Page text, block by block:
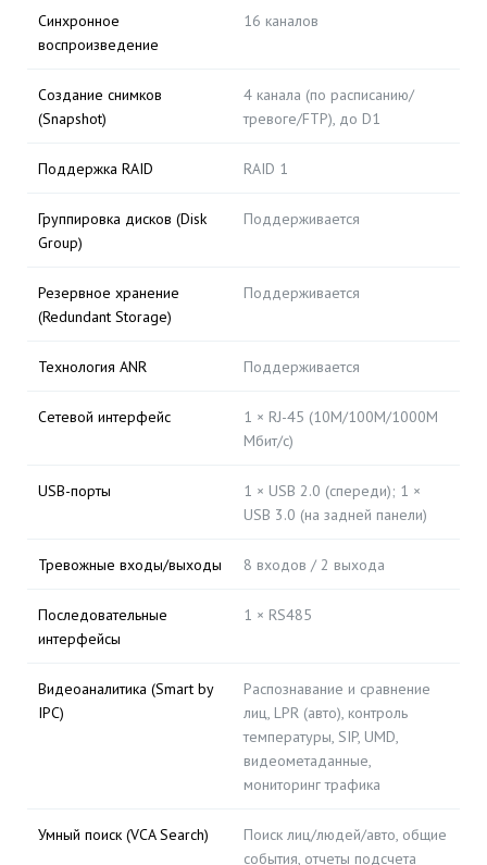
Синхронное
воспроизведение
16 каналов
Создание снимков
(Snapshot)
4 канала (по расписанию/
тревоге/FTP), до D1
Поддержка RAID RAID 1
Группировка дисков (Disk
Group)
Поддерживается
Резервное хранение
(Redundant Storage)
Поддерживается
Технология ANR Поддерживается
Сетевой интерфейс
1 × RJ-45 (10M/100M/1000M
Мбит/с)
USB-порты
1 × USB 2.0 (спереди); 1 ×
USB 3.0 (на задней панели)
Тревожные входы/выходы 8 входов / 2 выхода
Последовательные
интерфейсы
1 × RS485
Видеоаналитика (Smart by
IPC)
Распознавание и сравнение
лиц, LPR (авто), контроль
температуры, SIP, UMD,
видеометаданные,
мониторинг трафика
Умный поиск (VCA Search)
Поиск лиц/людей/авто, общие
события, отчеты подсчета